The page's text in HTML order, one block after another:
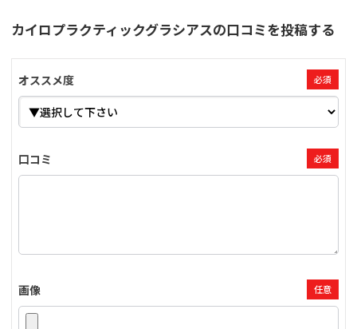
カイロプラクティックグラシアスの口コミを投稿する
オススメ度 必須
口コミ 必須
画像 任意